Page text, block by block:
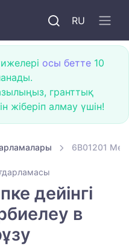
RU
осы бетте 10
гранттық
жіберіп алмау үшін!
6B01201
дейінгі
в